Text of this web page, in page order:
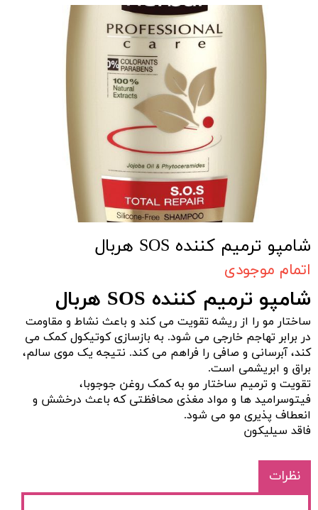
شامپو ترمیم کننده SOS هربال
اتمام موجودی
شامپو ترمیم کننده SOS هربال
ساختار مو را از ریشه تقویت می کند و باعث نشاط و مقاومت
در برابر تهاجم خارجی می شود. به بازسازی کوتیکول کمک می
کند، آبرسانی و صافی را فراهم می کند. نتیجه یک موی سالم،
براق و ابریشمی است.
تقویت و ترمیم ساختار مو به کمک روغن جوجوبا،
فیتوسرامید ها و مواد مغذی محافظتی که باعث درخشش و
انعطاف پذیری مو می شود.
فاقد سیلیکون
نظرات